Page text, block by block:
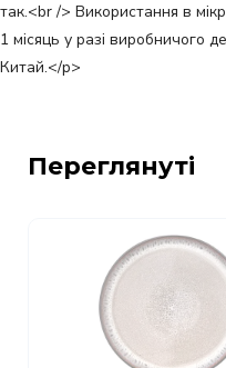
так.<br /> Використання в
1 місяць у разі виробничого
Китай.</p>
Переглянуті